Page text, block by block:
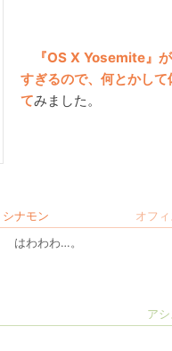
『OS X Yosemite』
すぎるので、何とかし
てみました。
シナモン
はわわわ…。